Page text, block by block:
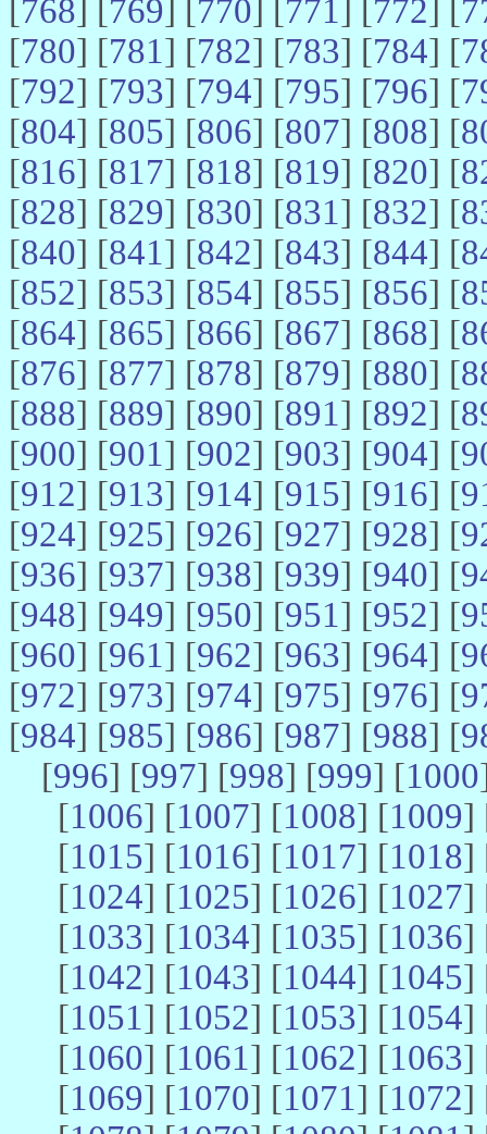
[768] [769] [770] [771] [772] [
[780] [781] [782] [783] [784] [
[792] [793] [794] [795] [796] [
[804] [805] [806] [807] [808] [
[816] [817] [818] [819] [820] [
[828] [829] [830] [831] [832] [
[840] [841] [842] [843] [844] [
[852] [853] [854] [855] [856] [
[864] [865] [866] [867] [868] [
[876] [877] [878] [879] [880] [
[888] [889] [890] [891] [892] [
[900] [901] [902] [903] [904] [
[912] [913] [914] [915] [916] [
[924] [925] [926] [927] [928] [
[936] [937] [938] [939] [940] [
[948] [949] [950] [951] [952] [
[960] [961] [962] [963] [964] [
[972] [973] [974] [975] [976] [
[984] [985] [986] [987] [988] [
[996] [997] [998] [999] [1000
[1006] [1007] [1008] [1009]
[1015] [1016] [1017] [1018]
[1024] [1025] [1026] [1027]
[1033] [1034] [1035] [1036]
[1042] [1043] [1044] [1045]
[1051] [1052] [1053] [1054]
[1060] [1061] [1062] [1063]
[1069] [1070] [1071] [1072]